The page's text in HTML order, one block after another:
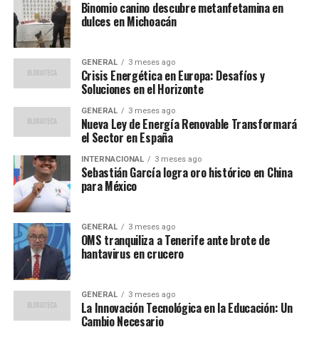
o la Cámara la que invita”, añadió Massó, reiterando que
en este caso, la solicitud fue del Grupo Parlamentario
Socialista.
Massó enfatizó que tanto el PSPV como otros grupos
parlamentarios tienen la libertad de invitar a quienes
consideren oportuno. “No tengo ningún problema en
que vengan las víctimas, en que no vengan o que vengan
quienes consideren que tienen que venir, pero es
cuestión de cada grupo parlamentario”, insistió.
Contexto y antecedentes
La dana, o Depresión Aislada en Niveles Altos, ha
causado estragos en varias regiones de España en los
últimos años, dejando a su paso destrucción y afectando
a numerosas familias. La gestión de las consecuencias de
estos fenómenos meteorológicos ha sido objeto de
debate político y social, con demandas de mayor apoyo
y reconocimiento a las víctimas.
Binomio canino descubre metanfetamina en
dulces en Michoacán
GENERAL 3 meses ago
Crisis Energética en Europa: Desafíos y
Soluciones en el Horizonte
GENERAL 3 meses ago
Nueva Ley de Energía Renovable Transformará
el Sector en España
INTERNACIONAL 3 meses ago
Sebastián García logra oro histórico en China
para México
GENERAL 3 meses ago
OMS tranquiliza a Tenerife ante brote de
hantavirus en crucero
GENERAL 3 meses ago
La Innovación Tecnológica en la Educación: Un
Cambio Necesario